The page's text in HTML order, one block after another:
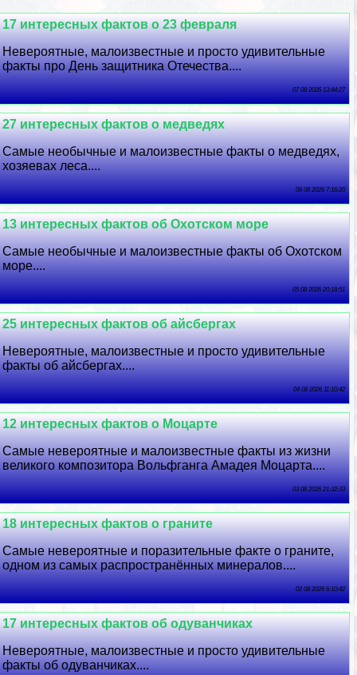
17 интересных фактов о 23 февраля
Невероятные, малоизвестные и просто удивительные
факты про День защитника Отечества....
07 08 2026 13:44:27
27 интересных фактов о медведях
Самые необычные и малоизвестные факты о медведях,
хозяевах леса....
06 08 2026 7:16:20
13 интересных фактов об Охотском море
Самые необычные и малоизвестные факты об Охотском
море....
05 08 2026 20:18:51
25 интересных фактов об айсбергах
Невероятные, малоизвестные и просто удивительные
факты об айсбергах....
04 08 2026 11:10:42
12 интересных фактов о Моцарте
Самые невероятные и малоизвестные факты из жизни
великого композитора Вольфганга Амадея Моцарта....
03 08 2026 21:32:33
18 интересных фактов о граните
Самые невероятные и поразительные факте о граните,
одном из самых распространённых минералов....
02 08 2026 6:10:42
17 интересных фактов об одуванчиках
Невероятные, малоизвестные и просто удивительные
факты об одуванчиках....